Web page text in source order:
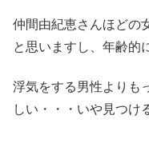
仲間由紀恵さんほどの
と思いますし、年齢的
浮気をする男性よりも
しい・・・いや見つけ